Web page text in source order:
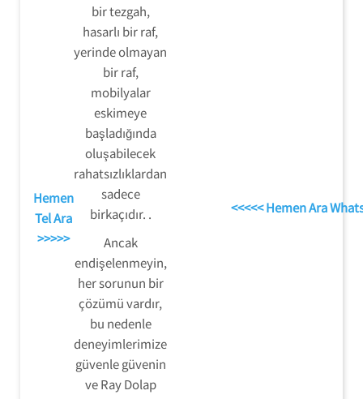
Hemen
Tel Ara
>>>>>
bir tezgah,
hasarlı bir raf,
yerinde olmayan
bir raf,
mobilyalar
eskimeye
başladığında
oluşabilecek
rahatsızlıklardan
sadece
birkaçıdır. .
Ancak
endişelenmeyin,
her sorunun bir
çözümü vardır,
bu nedenle
deneyimlerimize
güvenle güvenin
ve Ray Dolap
<<<<< Hemen Ara